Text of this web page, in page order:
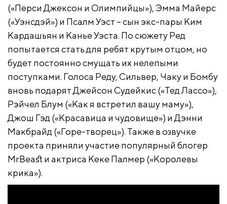
(«Перси Джексон и Олимпийцы»), Эмма Майерс
(«Уэнсдэй») и Псалм Уэст – сын экс-пары Ким
Кардашьян и Канье Уэста. По сюжету Ред
попытается стать для ребят крутым отцом, но
будет постоянно смущать их нелепыми
поступками. Голоса Реду, Сильвер, Чаку и Бомбу
вновь подарят Джейсон Судейкис («Тед Лассо»),
Рэйчел Блум («Как я встретил вашу маму»),
Джош Гэд («Красавица и чудовище») и Дэнни
Макбрайд («Горе-творец»). Также в озвучке
проекта приняли участие популярный блогер
MrBeast и актриса Кеке Палмер («Королевы
крика»).